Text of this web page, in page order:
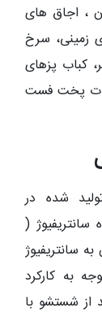
، اجاق های
زمینی، سرخ
کباب پزهای
پخت فست
شده در
(
سانتریفیوژ
به کارکرد
از شستشو با